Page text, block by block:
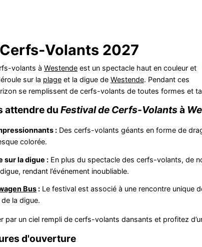
Volants 2027
volants à Westendeest un spectacle haut en couleur et
sur la plageet la digue de Westende. Pendant ces
se remplissent de cerfs-volants de toutes formes et
attendre du Festival de Cerfs-Volantsà
:Des cerfs-volants géants en forme de
colorée.
sur la digue :En plus du spectacle des cerfs-volants, de
rendant l’événement inoubliable.
Bus:Le festival est associé à une rencontre unique
la digue.
par un ciel rempli de cerfs-volants dansants et profitez
d'ouverture